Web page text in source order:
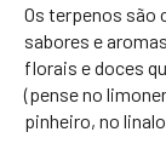
Os terpenos
sabores e
florais e doces
(pense no
pinheiro, no